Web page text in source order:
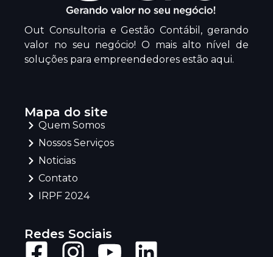
Out Consultoria e Gestão Contábil, gerando
valor no seu negócio! O mais alto nível de
soluções para empreendedores estão aqui.
Mapa do site
Quem Somos
Nossos Serviços
Noticias
Contato
IRPF 2024
Redes Sociais